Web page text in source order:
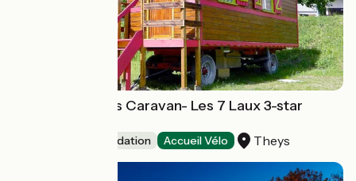
Rouge Fougères Caravan- Les 7 Laux 3-star
Unusual accommodation Accueil Vélo Theys